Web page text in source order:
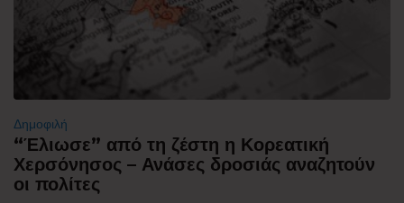
Δημοφιλή
“Έλιωσε” από τη ζέστη η Κορεατική
Χερσόνησος – Ανάσες δροσιάς αναζητούν
οι πολίτες